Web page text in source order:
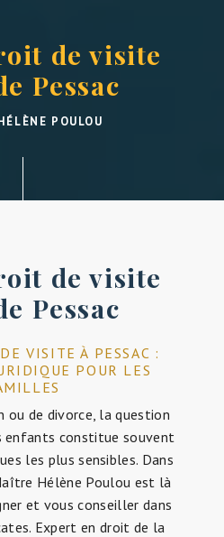
de visite
Pessac
POULOU
de visite
Pessac
VISITE À PESSAC :
POUR LES
ou de divorce, la question
enfants constitue souvent
les plus sensibles. Dans
Hélène Poulou est là
et vous conseiller dans
Expert en droit de la